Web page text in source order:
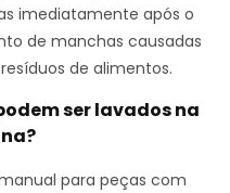
imediatamente após o
de manchas causadas
de alimentos.
ser lavados na
para peças com